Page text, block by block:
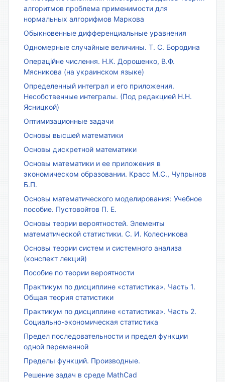
алгоритмов проблема применимости для
нормальных алгорифмов Маркова
Обыкновенные дифференциальные уравнения
Одномерные случайные величины. Т. С. Бородина
Операційне числення. Н.К. Дорошенко, В.Ф.
Мясникова (на украинском языке)
Определенный интеграл и его приложения.
Несобственные интегралы. (Под редакцией Н.Н.
Ясницкой)
Оптимизационные задачи
Основы высшей математики
Основы дискретной математики
Основы математики и ее приложения в
экономическом образовании. Красс М.С., Чупрынов
Б.П.
Основы математического моделирования: Учебное
пособие. Пустовойтов П. Е.
Основы теории вероятностей. Элементы
математической статистики. С. И. Колесникова
Основы теории систем и системного анализа
(конспект лекций)
Пособие по теории вероятности
Практикум по дисциплине «статистика». Часть 1.
Общая теория статистики
Практикум по дисциплине «статистика». Часть 2.
Социально-экономическая статистика
Предел последовательности и предел функции
одной переменной
Пределы функций. Производные.
Решение задач в среде MathCad